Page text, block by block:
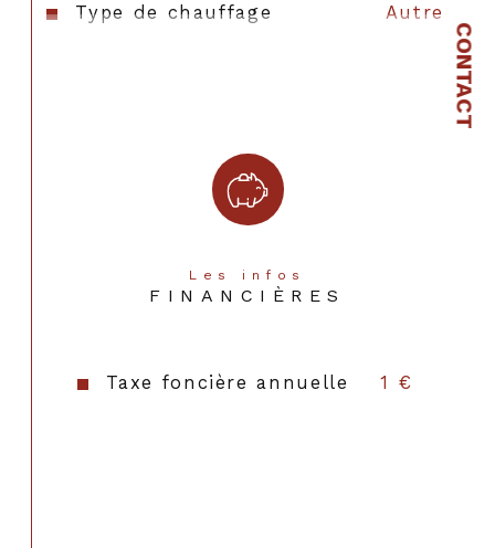
CONTACT
Type de chauffage Autre
Les infos
FINANCIÈRES
Taxe foncière annuelle 1 €